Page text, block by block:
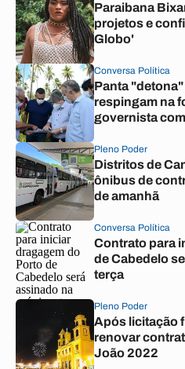
Paraibana
projetos e
Globo'
Conversa Política
Panta
respingam na
governista
Pleno Poder
Distritos de
ônibus de
de amanhã
Conversa Política
Contrato para
de Cabedelo
terça
Pleno Poder
Após licitação
renovar
João 2022